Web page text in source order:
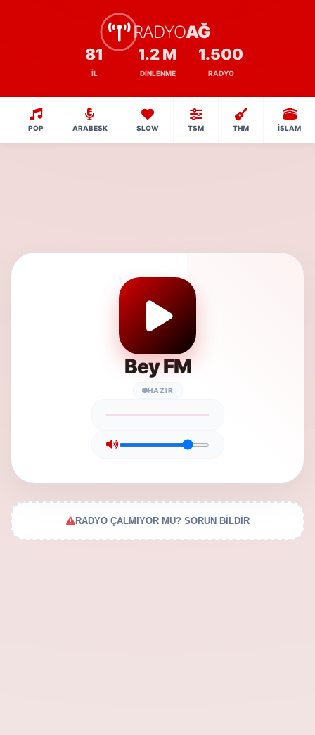
RADYOAĞ
81
İL
1.2 M
DINLENME
1.500
RADYO
POP ARABESK SLOW TSM THM İSLAM
Bey FM
HAZIR
RADYO ÇALMIYOR MU? SORUN BİLDİR